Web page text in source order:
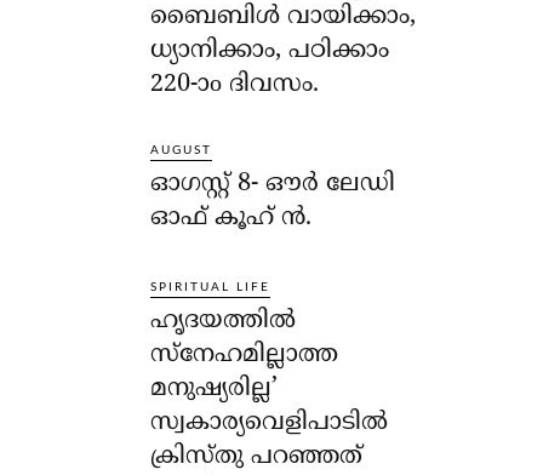
ബൈബിൾ വായിക്കാം,
ധ്യാനിക്കാം, പഠിക്കാം
220-ാo ദിവസം.
AUGUST
ഓഗസ്റ്റ് 8- ഔര്‍ ലേഡി
ഓഫ് കൂഹ് ന്‍.
SPIRITUAL LIFE
ഹൃദയത്തില്‍
സ്‌നേഹമില്ലാത്ത
മനുഷ്യരില്ല’
സ്വകാര്യവെളിപാടില്‍
ക്രിസ്തു പറഞ്ഞത്